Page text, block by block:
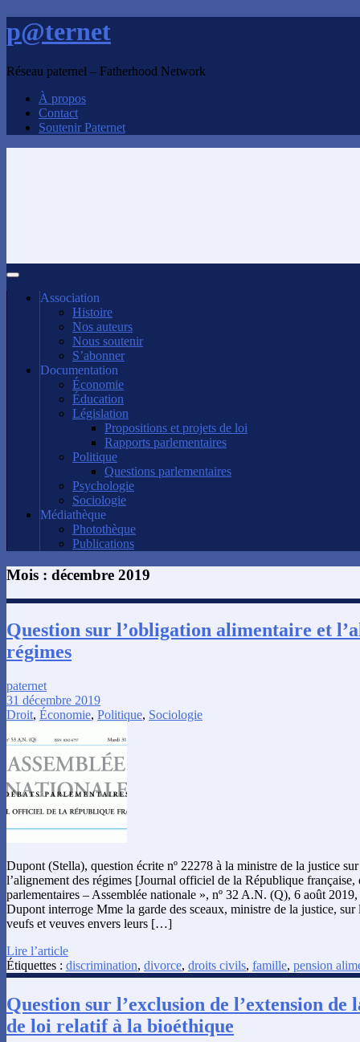
p@ternet
Réseau paternel – Fatherhood Network
À propos
Contact
Soutenir Paternet
Association
Histoire
Nos auteurs
Nous soutenir
S’abonner
Documentation
Économie
Éducation
Législation
Propositions et projets de loi
Rapports parlementaires
Politique
Questions parlementaires
Psychologie
Sociologie
Médiathèque
Photothèque
Publications
Mois : décembre 2019
Question sur l’obligation alimentaire et
régimes
paternet
31 décembre 2019
Droit, Économie, Politique, Sociologie
Dupont (Stella), question écrite nº 22278 à la ministre de la justice
l’alignement des régimes [Journal officiel de la République française,
parlementaires – Assemblée nationale », nº 32 A.N. (Q), 6 août
Dupont interroge Mme la garde des sceaux, ministre de la justice,
veufs et veuves envers leurs […]
Lire l’article
Étiquettes : discrimination, divorce, droits civils, famille, pension
Question sur l’exclusion de l’extension
de loi relatif à la bioéthique